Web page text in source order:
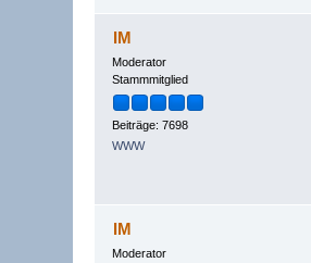
IM
Moderator
Stammmitglied
Beiträge: 7698
WWW
IM
Moderator